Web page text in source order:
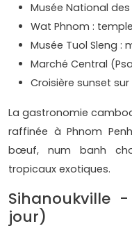
Musée National
Wat Phnom :
Musée Tuol Sleng :
Marché Central
Croisière sunset sur
La gastronomie
raffinée à Phnom
bœuf, num banh
tropicaux exotiques.
Sihanoukville
jour)